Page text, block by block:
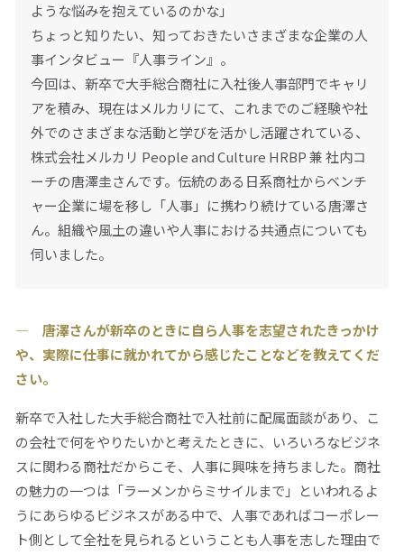
ような悩みを抱えているのかな」
ちょっと知りたい、知っておきたいさまざまな企業の人
事インタビュー『人事ライン』。
今回は、新卒で大手総合商社に入社後人事部門でキャリ
アを積み、現在はメルカリにて、これまでのご経験や社
外でのさまざまな活動と学びを活かし活躍されている、
株式会社メルカリ People and Culture HRBP 兼 社内コ
ーチの唐澤圭さんです。伝統のある日系商社からベンチ
ャー企業に場を移し「人事」に携わり続けている唐澤さ
ん。組織や風土の違いや人事における共通点についても
伺いました。
― 唐澤さんが新卒のときに自ら人事を志望されたきっかけ
や、実際に仕事に就かれてから感じたことなどを教えてくだ
さい。
新卒で入社した大手総合商社で入社前に配属面談があり、こ
の会社で何をやりたいかと考えたときに、いろいろなビジネ
スに関わる商社だからこそ、人事に興味を持ちました。商社
の魅力の一つは「ラーメンからミサイルまで」といわれるよ
うにあらゆるビジネスがある中で、人事であればコーポレー
ト側として全社を見られるということも人事を志した理由で